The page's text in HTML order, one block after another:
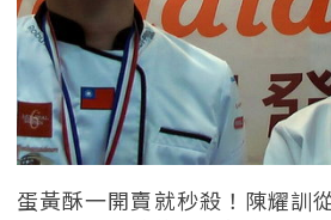
蛋黃酥一開賣就秒殺！陳耀訓